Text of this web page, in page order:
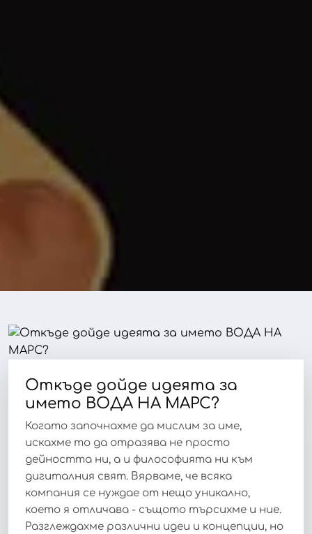
Откъде дойде идеята за
името ВОДА НА МАРС?
Когато започнахме да мислим за име,
искахме то да отразява не просто
дейността ни, а и философията ни към
дигиталния свят. Вярваме, че всяка
компания се нуждае от нещо уникално,
което я отличава - същото търсихме и ние.
Разглеждахме различни идеи и концепции, но